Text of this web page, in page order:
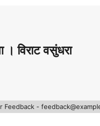
। विराट वसुंधरा
Feedback -